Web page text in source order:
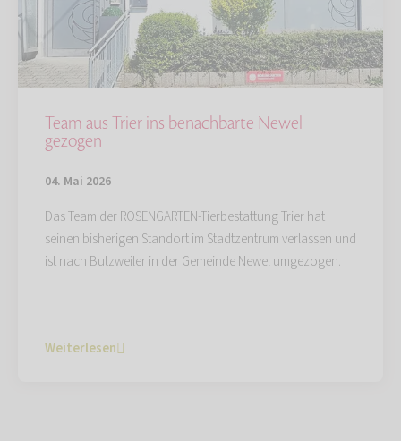
Team aus Trier ins benachbarte Newel
gezogen
04. Mai 2026
Das Team der ROSENGARTEN-Tierbestattung Trier hat
seinen bisherigen Standort im Stadtzentrum verlassen und
ist nach Butzweiler in der Gemeinde Newel umgezogen.
Weiterlesen